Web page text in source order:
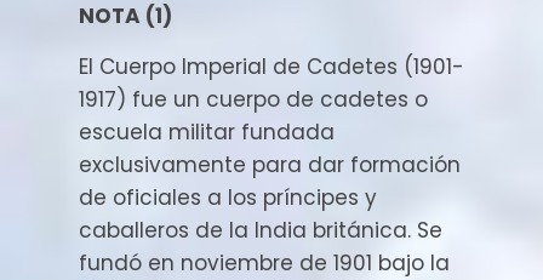
NOTA (1)
El Cuerpo Imperial de Cadetes (1901-
1917) fue un cuerpo de cadetes o
escuela militar fundada
exclusivamente para dar formación
de oficiales a los príncipes y
caballeros de la India británica. Se
fundó en noviembre de 1901 bajo la